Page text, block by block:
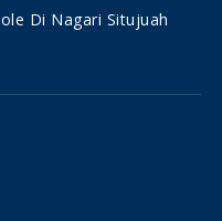
Di Nagari Situjuah